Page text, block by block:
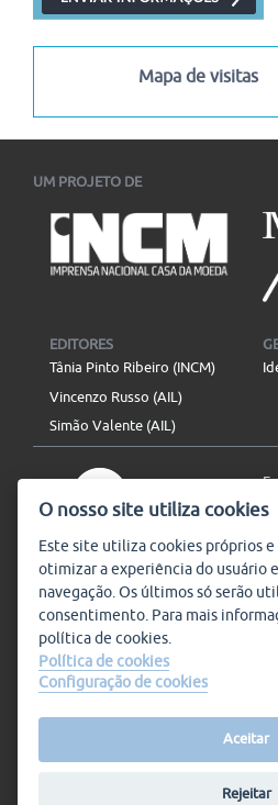
das literaturas de língua
Mapa de visitas
UM PROJETO DE
EDITORES
Tânia Pinto Ribeiro (INCM)
Vincenzo Russo (AIL)
Simão Valente (AIL)
Subscrever
Condições de Utilização
O nosso site utiliza cookies
Este site utilizacookies próprios
otimizar a experiência do usuário
navegação. Os últimos só serão
consentimento. Para mais
política decookies
Política de cookies
Configuração de cookies
Aceitar
Rejeitar